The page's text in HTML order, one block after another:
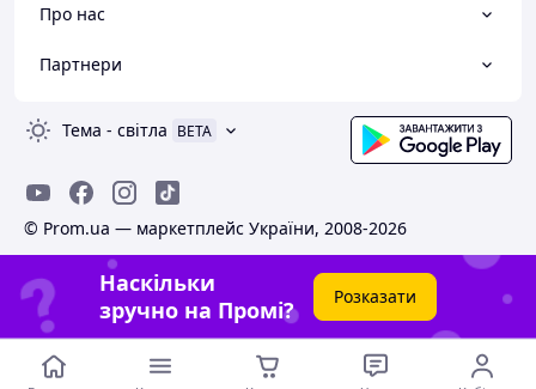
Про нас
Партнери
Тема - світла BETA
© Prom.ua — маркетплейс України, 2008-2026
Наскільки
зручно на Промі?
Розказати